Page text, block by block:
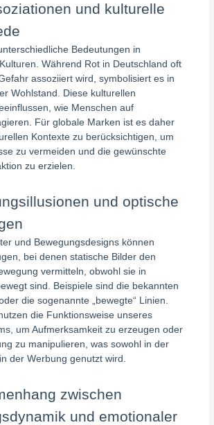
und kulturelle
Bedeutungen in
Während Rot in Deutschland oft
assoziiert wird, symbolisiert es in
Wohlstand. Diese kulturellen
wie Menschen auf
Für globale Marken ist es daher
Kontexte zu berücksichtigen, um
zu vermeiden und die gewünschte
zu erzielen.
und optische
und Bewegungsdesigns können
bei denen statische Bilder den
vermitteln, obwohl sie in
sind. Beispiele sind die bekannten
die sogenannte „bewegte“ Linien.
die Funktionsweise unseres
um Aufmerksamkeit zu erzeugen oder
zu manipulieren, was sowohl in der
der Werbung genutzt wird.
zwischen
und emotionaler